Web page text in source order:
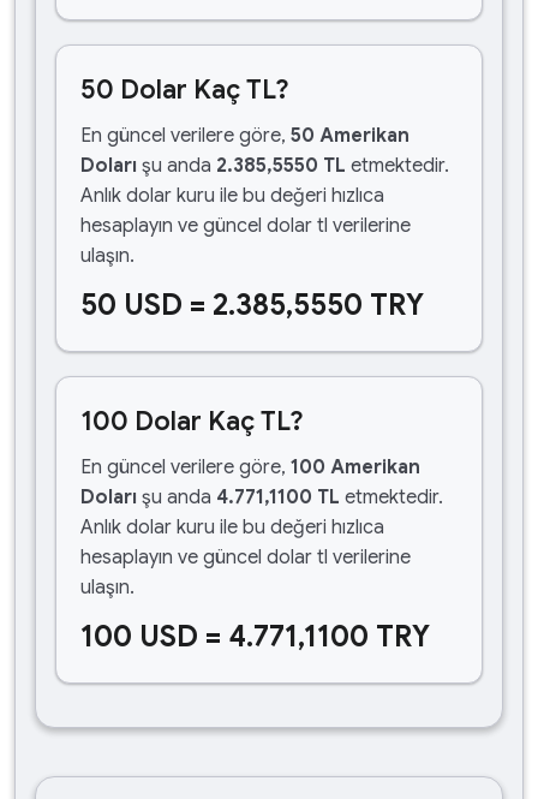
50 Dolar Kaç TL?
En güncel verilere göre, 50 Amerikan
Doları şu anda 2.385,5550 TL etmektedir.
Anlık dolar kuru ile bu değeri hızlıca
hesaplayın ve güncel dolar tl verilerine
ulaşın.
50 USD = 2.385,5550 TRY
100 Dolar Kaç TL?
En güncel verilere göre, 100 Amerikan
Doları şu anda 4.771,1100 TL etmektedir.
Anlık dolar kuru ile bu değeri hızlıca
hesaplayın ve güncel dolar tl verilerine
ulaşın.
100 USD = 4.771,1100 TRY